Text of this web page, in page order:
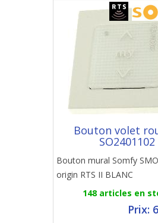
Bouton volet
SO2401102
Bouton mural Somfy
origin RTS II BLANC
148 articles en
Prix: